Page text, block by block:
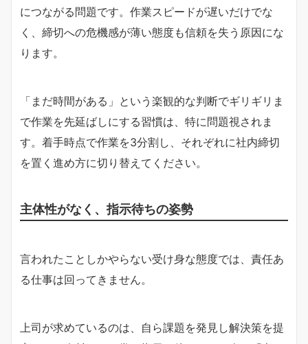
につながる問題です。作業スピードが遅いだけでな
く、締切への危機感が薄い態度も信頼を失う原因にな
ります。
「まだ時間がある」という楽観的な判断でギリギリま
で作業を先延ばしにする習慣は、特に問題視されま
す。着手時点で作業を3分割し、それぞれに社内締切
を置く進め方に切り替えてください。
主体性がなく、指示待ちの姿勢
言われたことしかやらない受け身な態度では、責任あ
る仕事は回ってきません。
上司が求めているのは、自ら課題を発見し解決策を提